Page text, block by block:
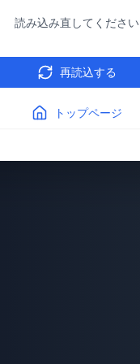
読み込み直してください
再読込する
トップページ